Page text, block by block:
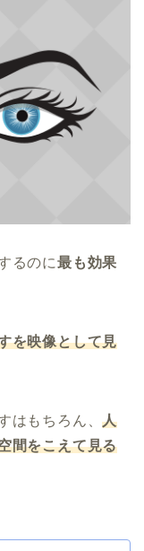
るのに最も効果
を映像として見
はもちろん、人
間をこえて見る